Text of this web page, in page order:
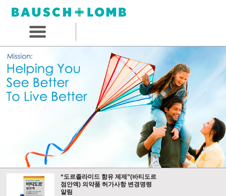
“도르졸라미드 함유 제제”(바티도르
점안액) 의약품 허가사항 변경명령
알림